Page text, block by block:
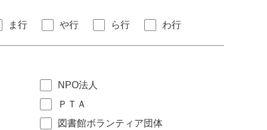
ま行 や行 ら行 わ行
NPO法人
ＰＴＡ
図書館ボランティア団体